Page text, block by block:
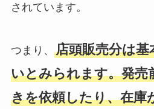
されています。
つまり、 店頭販売分は
いとみられます。発売
きを依頼したり、在庫